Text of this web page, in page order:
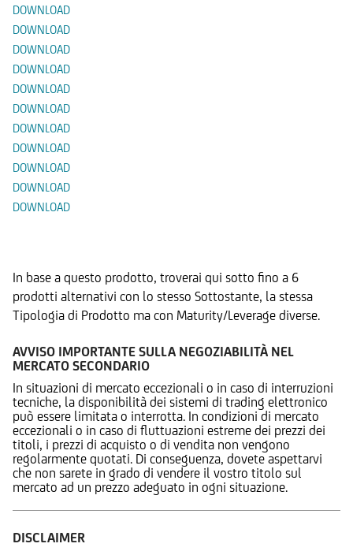
DOWNLOAD
DOWNLOAD
DOWNLOAD
DOWNLOAD
DOWNLOAD
DOWNLOAD
DOWNLOAD
DOWNLOAD
DOWNLOAD
DOWNLOAD
DOWNLOAD
In base a questo prodotto, troverai qui sotto fino a 6
prodotti alternativi con lo stesso Sottostante, la stessa
Tipologia di Prodotto ma con Maturity/Leverage diverse.
AVVISO IMPORTANTE SULLA NEGOZIABILITÀ NEL
MERCATO SECONDARIO
In situazioni di mercato eccezionali o in caso di interruzioni
tecniche, la disponibilità dei sistemi di trading elettronico
può essere limitata o interrotta. In condizioni di mercato
eccezionali o in caso di fluttuazioni estreme dei prezzi dei
titoli, i prezzi di acquisto o di vendita non vengono
regolarmente quotati. Di conseguenza, dovete aspettarvi
che non sarete in grado di vendere il vostro titolo sul
mercato ad un prezzo adeguato in ogni situazione.
DISCLAIMER